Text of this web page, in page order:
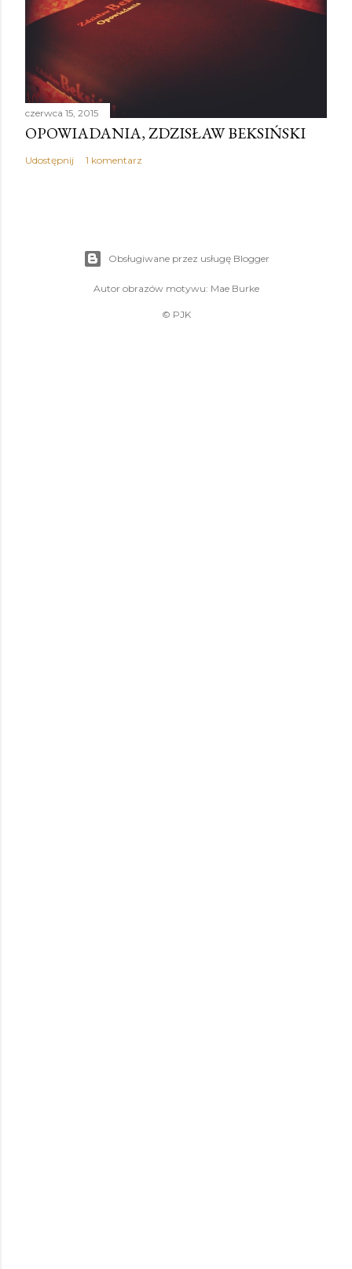
czerwca 15, 2015
OPOWIADANIA, ZDZISŁAW BEKSIŃSKI
Udostępnij 1 komentarz
Obsługiwane przez usługę Blogger
Autor obrazów motywu: Mae Burke
© PJK